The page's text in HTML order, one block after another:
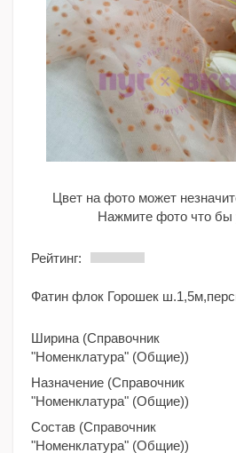
Цвет на фото может
Нажмите фото что бы
Рейтинг:
Фатин флок Горошек
Ширина (Справочник
"Номенклатура" (Общие))
Назначение (Справочник
"Номенклатура" (Общие))
Состав (Справочник
"Номенклатура" (Общие))